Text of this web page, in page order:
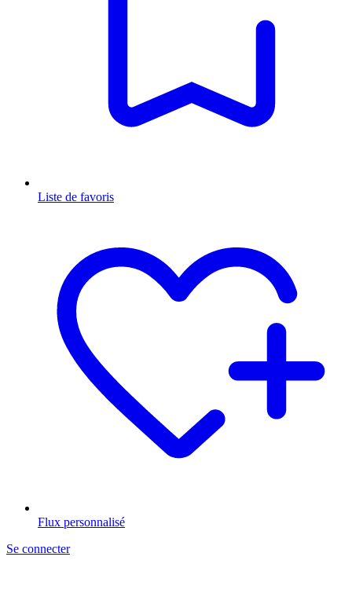
Liste de favoris
Flux personnalisé
Se connecter